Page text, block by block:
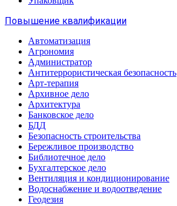
Повышение квалификации
Автоматизация
Агрономия
Администратор
Антитеррористическая безопасность
Арт-терапия
Архивное дело
Архитектура
Банковское дело
БДД
Безопасность строительства
Бережливое производство
Библиотечное дело
Бухгалтерское дело
Вентиляция и кондиционирование
Водоснабжение и водоотведение
Геодезия